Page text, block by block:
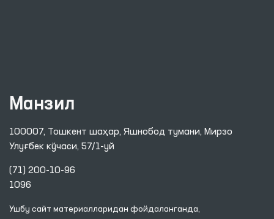
Манзил
100007, Тошкент шаҳар, Яшнобод тумани, Мирзо
Улуғбек кўчаси, 57/1-уй
(71) 200-10-96
1096
Ушбу сайт материалларидан фойдаланганда,